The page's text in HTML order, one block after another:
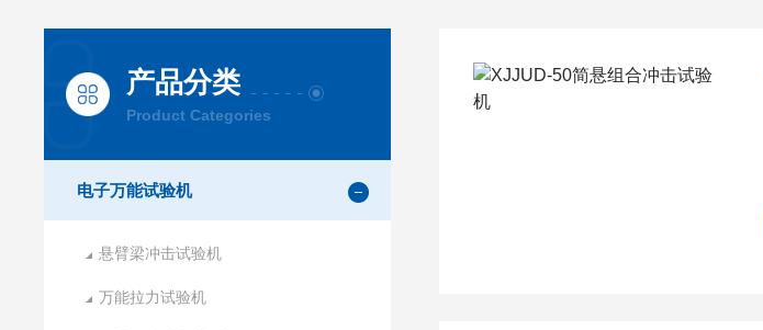
产品分类
Product Categories
电子万能试验机
悬臂梁冲击试验机
万能拉力试验机